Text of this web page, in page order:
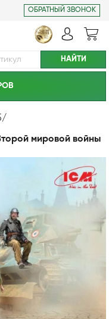
ОБРАТНЫЙ ЗВОНОК
/
мировой войны